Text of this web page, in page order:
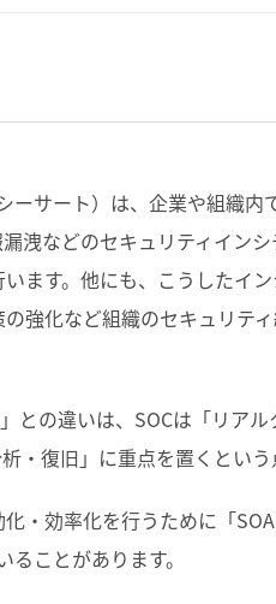
サート）は、企業や組織内
洩などのセキュリティイン
ます。他にも、こうしたイ
強化など組織のセキュリテ
との違いは、SOCは「リアル
・復旧」に重点を置くという
・効率化を行うために「
ことがあります。